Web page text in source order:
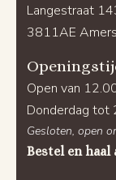
Langestraat
3811AE
Open van
Donderdag tot
Gesloten, open
Bestel en haal